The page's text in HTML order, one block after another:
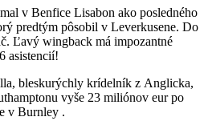
v Benfice Lisabon ako posledného
predtým pôsobil v Leverkusene. Do
Ľavý wingback má impozantné
asistencií!
bleskurýchly krídelník z Anglicka,
vyše 23 miliónov eur po
v Burnley .